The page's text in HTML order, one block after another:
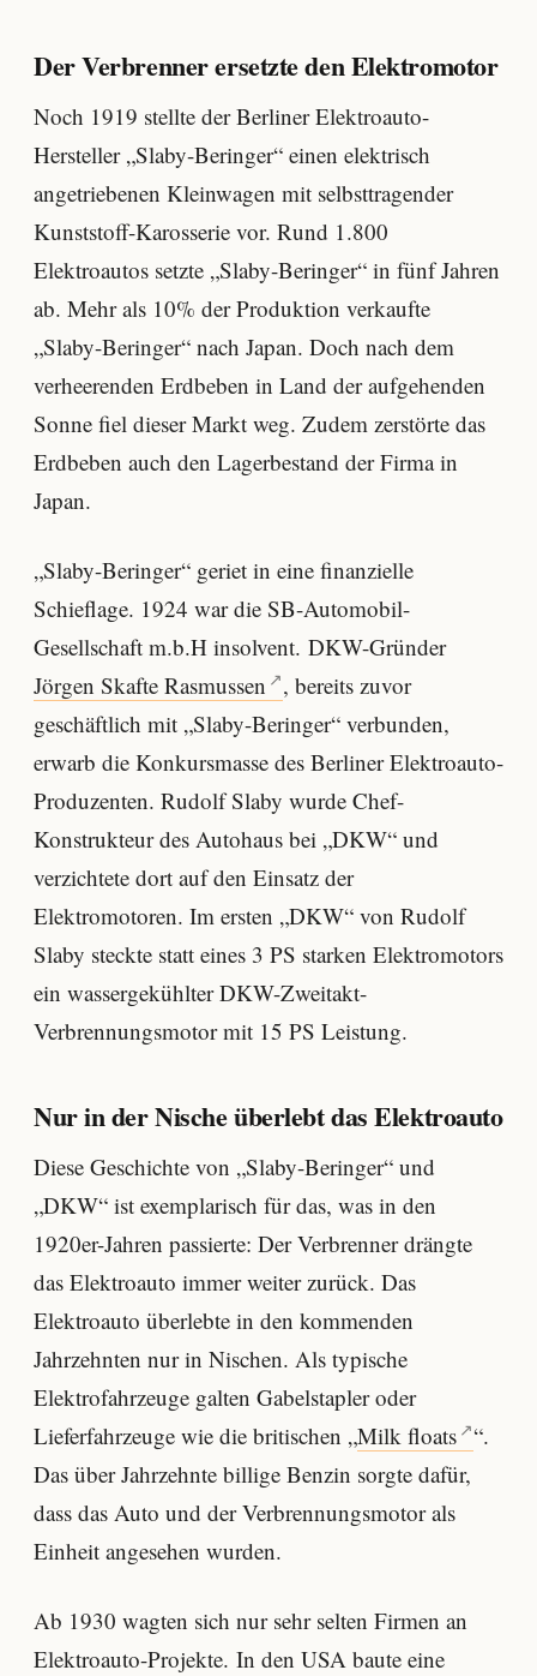
Der Verbrenner ersetzte den Elektromotor
Noch 1919 stellte der Berliner Elektroauto-
Hersteller „Slaby-Beringer“ einen elektrisch
angetriebenen Kleinwagen mit selbsttragender
Kunststoff-Karosserie vor. Rund 1.800
Elektroautos setzte „Slaby-Beringer“ in fünf Jahren
ab. Mehr als 10% der Produktion verkaufte
„Slaby-Beringer“ nach Japan. Doch nach dem
verheerenden Erdbeben in Land der aufgehenden
Sonne fiel dieser Markt weg. Zudem zerstörte das
Erdbeben auch den Lagerbestand der Firma in
Japan.
„Slaby-Beringer“ geriet in eine finanzielle
Schieflage. 1924 war die SB-Automobil-
Gesellschaft m.b.H insolvent. DKW-Gründer
Jörgen Skafte Rasmussen
, bereits zuvor
geschäftlich mit „Slaby-Beringer“ verbunden,
erwarb die Konkursmasse des Berliner Elektroauto-
Produzenten. Rudolf Slaby wurde Chef-
Konstrukteur des Autohaus bei „DKW“ und
verzichtete dort auf den Einsatz der
Elektromotoren. Im ersten „DKW“ von Rudolf
Slaby steckte statt eines 3 PS starken Elektromotors
ein wassergekühlter DKW-Zweitakt-
Verbrennungsmotor mit 15 PS Leistung.
Nur in der Nische überlebt das Elektroauto
Diese Geschichte von „Slaby-Beringer“ und
„DKW“ ist exemplarisch für das, was in den
1920er-Jahren passierte: Der Verbrenner drängte
das Elektroauto immer weiter zurück. Das
Elektroauto überlebte in den kommenden
Jahrzehnten nur in Nischen. Als typische
Elektrofahrzeuge galten Gabelstapler oder
Lieferfahrzeuge wie die britischen „Milk floats “.
Das über Jahrzehnte billige Benzin sorgte dafür,
dass das Auto und der Verbrennungsmotor als
Einheit angesehen wurden.
Ab 1930 wagten sich nur sehr selten Firmen an
Elektroauto-Projekte. In den USA baute eine